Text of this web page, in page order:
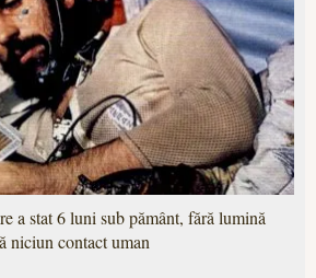
a stat 6 luni sub pământ, fără lumină
niciun contact uman